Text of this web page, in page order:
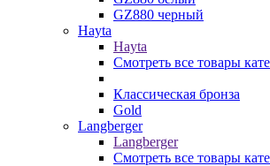
GZ880 черный
Hayta
Hayta
Смотреть все товары
Классическая бронза
Gold
Langberger
Langberger
Смотреть все товары